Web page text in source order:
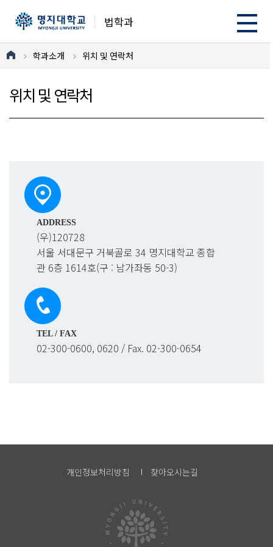
법학과
학과소개 위치 및 연락처
위치 및 연락처
ADDRESS
(우)120728
서울 서대문구 거북골로 34 명지대학교 종합
관 6층 1614호(구 : 남가좌동 50-3)
TEL / FAX
02-300-0600, 0620 / Fax. 02-300-0654
개인정보처리방침 찾아오시는길